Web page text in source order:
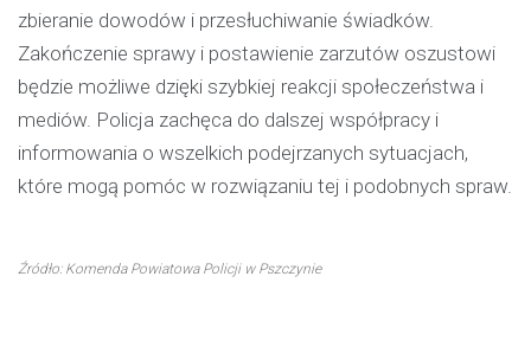
zbieranie dowodów i przesłuchiwanie świadków.
Zakończenie sprawy i postawienie zarzutów oszustowi
będzie możliwe dzięki szybkiej reakcji społeczeństwa i
mediów. Policja zachęca do dalszej współpracy i
informowania o wszelkich podejrzanych sytuacjach,
które mogą pomóc w rozwiązaniu tej i podobnych spraw.
Źródło: Komenda Powiatowa Policji w Pszczynie